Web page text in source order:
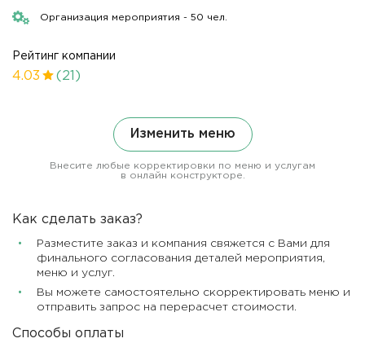
Организация мероприятия - 50 чел.
Рейтинг компании
4.03 (21)
Изменить меню
Внесите любые корректировки по меню и услугам
в онлайн конструкторе.
Как сделать заказ?
Разместите заказ и компания свяжется с Вами для
финального согласования деталей мероприятия,
меню и услуг.
Вы можете самостоятельно скорректировать меню и
отправить запрос на перерасчет стоимости.
Способы оплаты